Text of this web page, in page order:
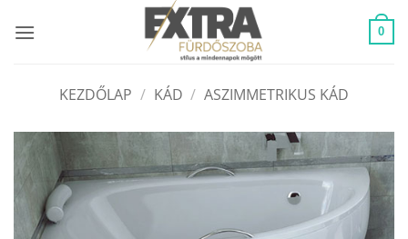
0
KEZDŐLAP / KÁD / ASZIMMETRIKUS KÁD